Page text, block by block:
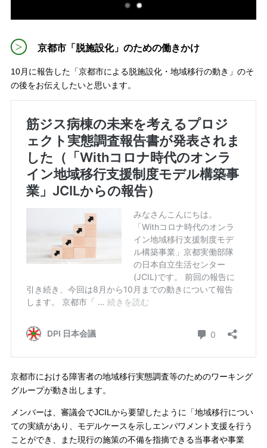
京都市「脱施設化」のための働きかけ
10月に報告した「京都市による脱施設化・地域移行の動き」のそ
の後をお伝えしたいと思います。
京都市における障害者の地域移行実態調査等のためのワーキング
グループが動き出します。
メンバーは、審議会でJCILから要望したように「地域移行につい
ての実績があり、モデルケースを示しエンパワメント支援を行う
ことができ、また現行の施策の不備を指摘できる当事者や事業